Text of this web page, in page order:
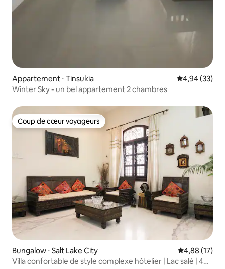
Appartement ⋅ Tinsukia Évaluation
4,94 (33)
Winter Sky - un bel appartement 2 chambres
Coup de cœur voyageurs
Coup de cœur voyageurs
Bungalow ⋅ Salt Lake City Évaluation
4,88 (17)
Villa confortable de style complexe hôtelier | Lac salé | 4